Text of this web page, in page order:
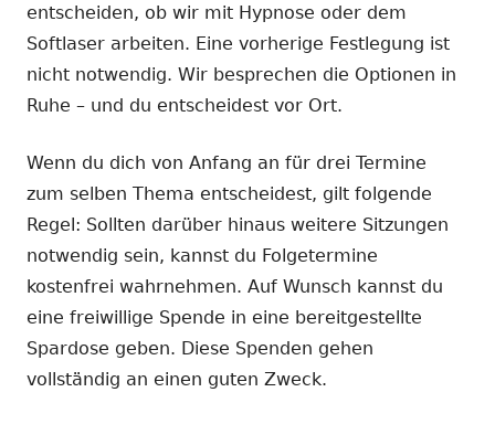
entscheiden, ob wir mit Hypnose oder dem
Softlaser arbeiten. Eine vorherige Festlegung ist
nicht notwendig. Wir besprechen die Optionen in
Ruhe – und du entscheidest vor Ort.
Wenn du dich von Anfang an für drei Termine
zum selben Thema entscheidest, gilt folgende
Regel: Sollten darüber hinaus weitere Sitzungen
notwendig sein, kannst du Folgetermine
kostenfrei wahrnehmen. Auf Wunsch kannst du
eine freiwillige Spende in eine bereitgestellte
Spardose geben. Diese Spenden gehen
vollständig an einen guten Zweck.